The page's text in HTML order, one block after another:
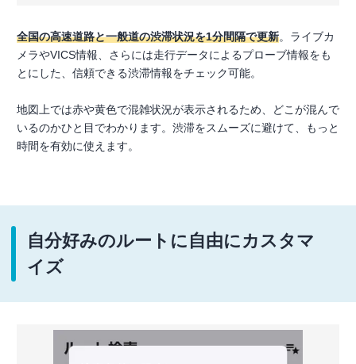
全国の高速道路と一般道の渋滞状況を1分間隔で更新。ライブカ
メラやVICS情報、さらには走行データによるプローブ情報をも
とにした、信頼できる渋滞情報をチェック可能。
地図上では赤や黄色で混雑状況が表示されるため、どこが混んで
いるのかひと目でわかります。渋滞をスムーズに避けて、もっと
時間を有効に使えます。
自分好みのルートに自由にカスタマ
イズ